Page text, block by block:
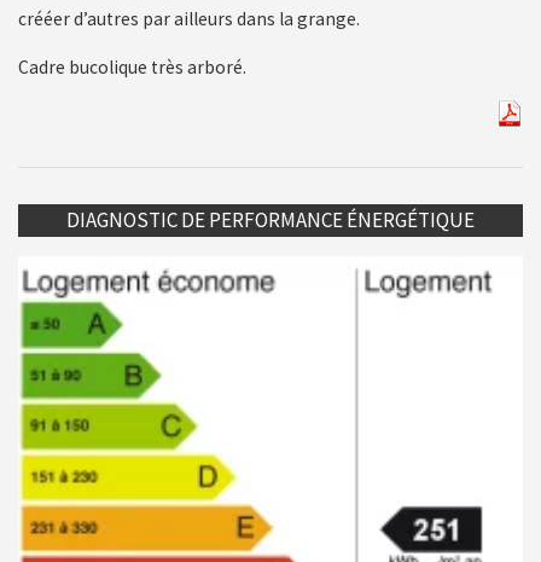
crééer d’autres par ailleurs dans la grange.
Cadre bucolique très arboré.
DIAGNOSTIC DE PERFORMANCE ÉNERGÉTIQUE